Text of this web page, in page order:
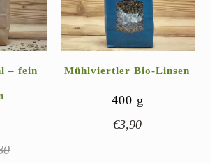
– fein Mühlviertler Bio-Linsen
400 g
€3,90